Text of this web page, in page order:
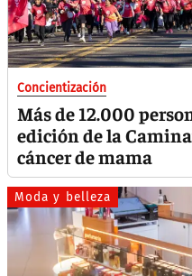
Concientización
Más de 12.000
edición de la
cáncer de mama
Moda y belleza